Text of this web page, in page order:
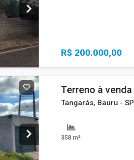
R$ 200.000,00
Terreno à venda
Tangarás, Bauru - SP
358 m²